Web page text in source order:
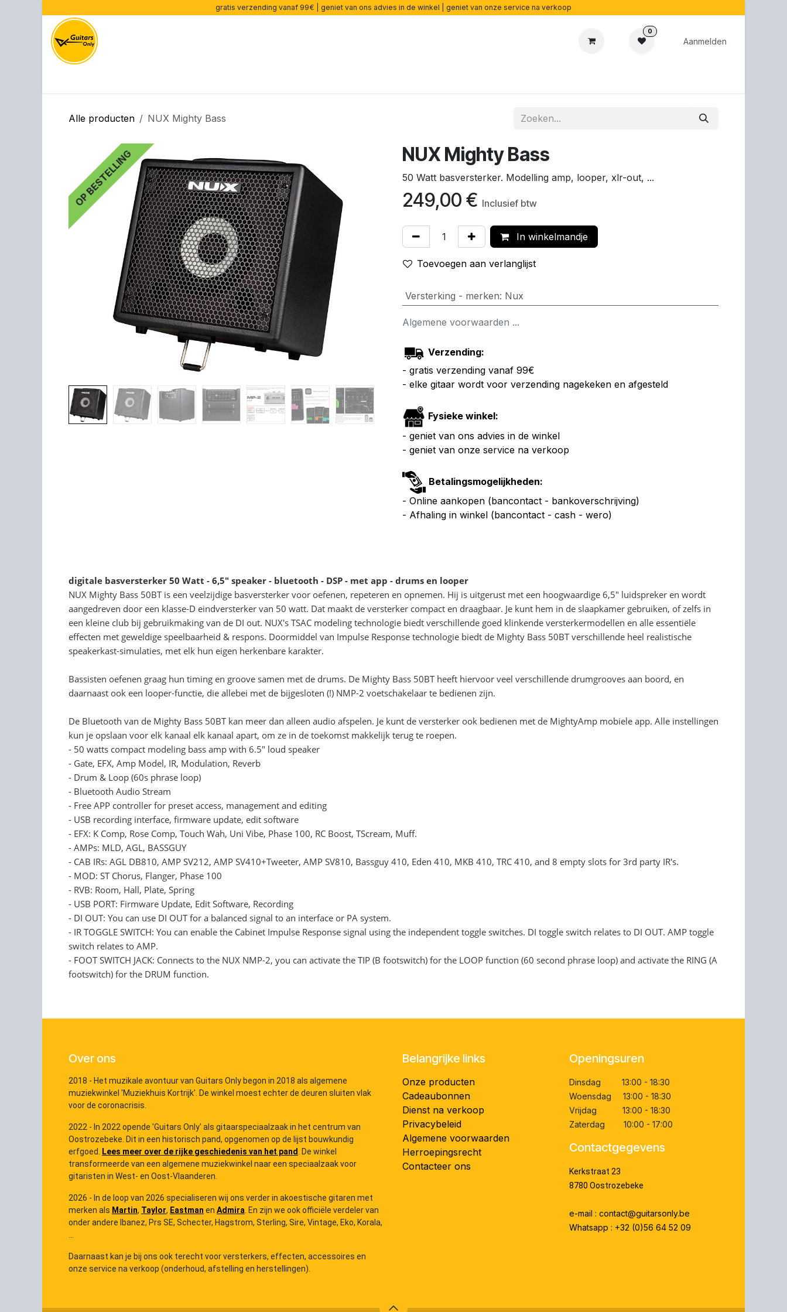
gratis verzending vanaf 99€ | geniet van ons advies in de winkel | geniet van onze service na verkoop
0
Aanmelden
Alle producten NUX Mighty Bass
OP BESTELLING NUX Mighty Bass
50 Watt basversterker. Modelling amp, looper, xlr-out, ...
249,00 € Inclusief btw
In winkelmandje
Toevoegen aan verlanglijst
Versterking - merken: Nux
Algemene voorwaarden ...
Verzending:
- gratis verzending vanaf 99€
- elke gitaar wordt voor verzending nagekeken en afgesteld
Fysieke winkel:
- geniet van ons advies in de winkel
- geniet van onze service na verkoop
Betalingsmogelijkheden:
- Online aankopen (bancontact - bankoverschrijving)
- Afhaling in winkel (bancontact - cash - wero)
digitale basversterker 50 Watt - 6,5" speaker - bluetooth - DSP - met app - drums en looper
NUX Mighty Bass 50BT is een veelzijdige basversterker voor oefenen, repeteren en opnemen. Hij is uitgerust met een hoogwaardige 6,5" luidspreker en wordt
aangedreven door een klasse-D eindversterker van 50 watt. Dat maakt de versterker compact en draagbaar. Je kunt hem in de slaapkamer gebruiken, of zelfs in
een kleine club bij gebruikmaking van de DI out. NUX's TSAC modeling technologie biedt verschillende goed klinkende versterkermodellen en alle essentiële
effecten met geweldige speelbaarheid & respons. Doormiddel van Impulse Response technologie biedt de Mighty Bass 50BT verschillende heel realistische
speakerkast-simulaties, met elk hun eigen herkenbare karakter.
Bassisten oefenen graag hun timing en groove samen met de drums. De Mighty Bass 50BT heeft hiervoor veel verschillende drumgrooves aan boord, en
daarnaast ook een looper-functie, die allebei met de bijgesloten (!) NMP-2 voetschakelaar te bedienen zijn.
De Bluetooth van de Mighty Bass 50BT kan meer dan alleen audio afspelen. Je kunt de versterker ook bedienen met de MightyAmp mobiele app. Alle instellingen
kun je opslaan voor elk kanaal elk kanaal apart, om ze in de toekomst makkelijk terug te roepen.
- 50 watts compact modeling bass amp with 6.5" loud speaker
- Gate, EFX, Amp Model, IR, Modulation, Reverb
- Drum & Loop (60s phrase loop)
- Bluetooth Audio Stream
- Free APP controller for preset access, management and editing
- USB recording interface, firmware update, edit software
- EFX: K Comp, Rose Comp, Touch Wah, Uni Vibe, Phase 100, RC Boost, TScream, Muff.
- AMPs: MLD, AGL, BASSGUY
- CAB IRs: AGL DB810, AMP SV212, AMP SV410+Tweeter, AMP SV810, Bassguy 410, Eden 410, MKB 410, TRC 410, and 8 empty slots for 3rd party IR's.
- MOD: ST Chorus, Flanger, Phase 100
- RVB: Room, Hall, Plate, Spring
- USB PORT: Firmware Update, Edit Software, Recording
- DI OUT: You can use DI OUT for a balanced signal to an interface or PA system.
- IR TOGGLE SWITCH: You can enable the Cabinet Impulse Response signal using the independent toggle switches. DI toggle switch relates to DI OUT. AMP toggle
switch relates to AMP.
- FOOT SWITCH JACK: Connects to the NUX NMP-2, you can activate the TIP (B footswitch) for the LOOP function (60 second phrase loop) and activate the RING (A
footswitch) for the DRUM function.
Over ons
2018 - Het muzikale avontuur van Guitars Only begon in 2018 als algemene
muziekwinkel 'Muziekhuis Kortrijk'. De winkel moest echter de deuren sluiten vlak
voor de coronacrisis.
2022 - In 2022 opende 'Guitars Only' als gitaarspeciaalzaak in het centrum van
Oostrozebeke. Dit in een historisch pand, opgenomen op de lijst bouwkundig
erfgoed. Lees meer over de rijke geschiedenis van het pand. De winkel
transformeerde van een algemene muziekwinkel naar een speciaalzaak voor
gitaristen in West- en Oost-Vlaanderen.
2026 - In de loop van 2026 specialiseren wij ons verder in akoestische gitaren met
merken als Martin, Taylor, Eastman en Admira. En zijn we ook officiële verdeler van
onder andere Ibanez, Prs SE, Schecter, Hagstrom, Sterling, Sire, Vintage, Eko, Korala,
...
Daarnaast kan je bij ons ook terecht voor versterkers, effecten, accessoires en
onze service na verkoop (onderhoud, afstelling en herstellingen).
Belangrijke links
Onze producten
Cadeaubonnen
Dienst na verkoop
Privacybeleid
Algemene voorwaarden
Herroepingsrecht
Contacteer ons
Openingsuren
Dinsdag 13:00 - 18:30
Woensdag 13:00 - 18:30
Vrijdag 13:00 - 18:30
Zaterdag 10:00 - 17:00
Contactgegevens
Kerkstraat 23
8780 Oostrozebeke
e-mail : contact@guitarsonly.be
Whatsapp : +32 (0)56 64 52 09